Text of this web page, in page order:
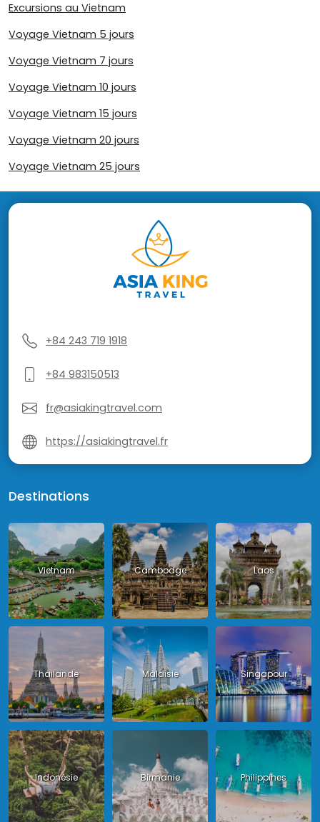
Excursions au Vietnam
Voyage Vietnam 5 jours
Voyage Vietnam 7 jours
Voyage Vietnam 10 jours
Voyage Vietnam 15 jours
Voyage Vietnam 20 jours
Voyage Vietnam 25 jours
+84 243 719 1918
+84 983150513
fr@asiakingtravel.com
https://asiakingtravel.fr
Destinations
Vietnam Cambodge Laos
Thailande Malaisie Singapour
Indonésie Birmanie Philippines